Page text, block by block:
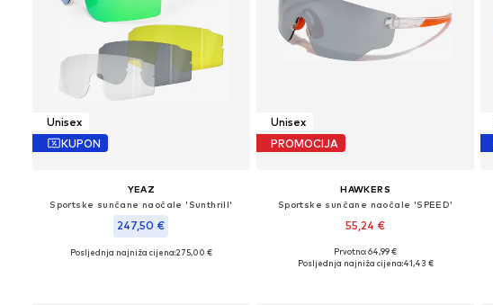
Unisex
KUPON
YEAZ
Sportske sunčane naočale 'Sunthrill'
247,50 €
Dostupne veličine: One Size
Posljednja najniža cijena:275,00 €
Unisex
PROMOCIJA
HAWKERS
Sportske sunčane naočale 'SPEED'
55,24 €
Dostupne veličine: Onesize
Prvotno: 64,99 €
Posljednja najniža cijena:41,43 €